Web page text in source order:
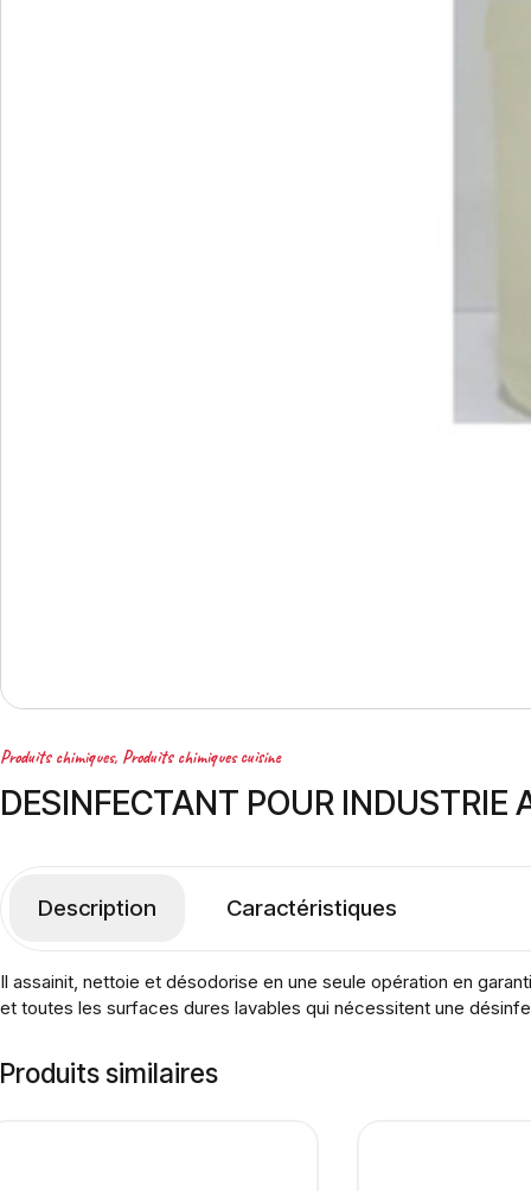
Produits chimiques, Produits chimiques cuisine
DESINFECTANT POUR INDUSTRIE
Description Caractéristiques
Il assainit, nettoie et désodorise en une seule opération en
et toutes les surfaces dures lavables qui nécessitent une
Produits similaires